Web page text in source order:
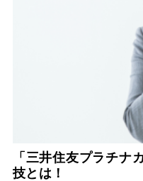
「三井住友プラチナ
技とは！